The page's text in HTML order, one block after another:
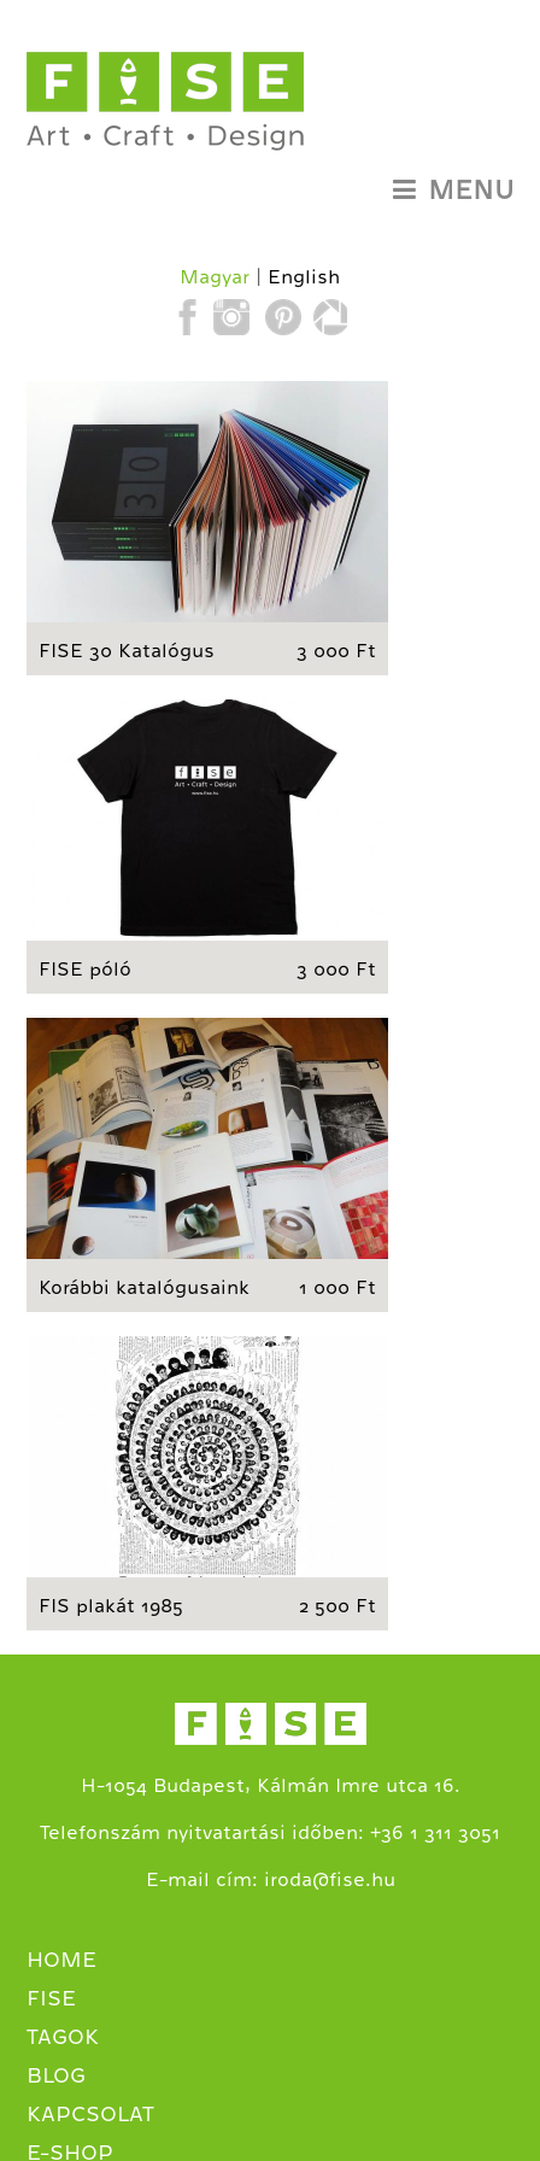
Magyar English
MENU
FISE 30 Katalógus 3 000 Ft
FISE póló 3 000 Ft
Korábbi katalógusaink 1 000 Ft
FIS plakát 1985 2 500 Ft
H-1054 Budapest, Kálmán Imre utca 16.
Telefonszám nyitvatartási időben: +36 1 311 3051
E-mail cím: iroda@fise.hu
HOME
FISE
TAGOK
BLOG
KAPCSOLAT
E-SHOP